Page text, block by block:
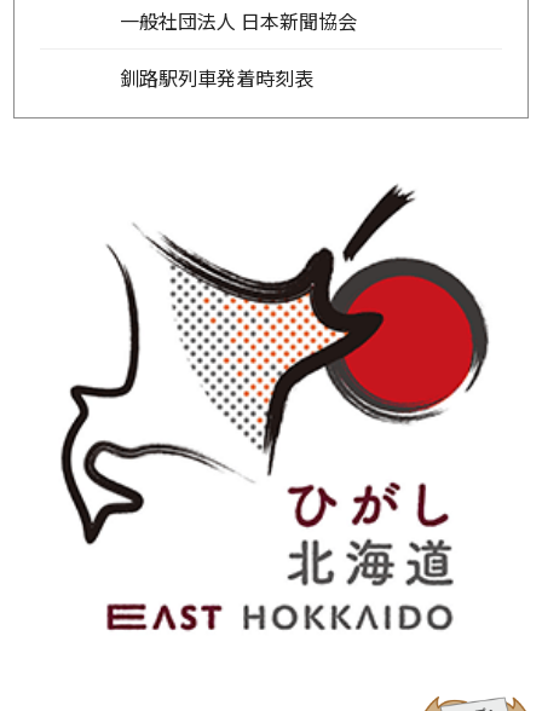
一般社団法人 日本新聞協会
釧路駅列車発着時刻表